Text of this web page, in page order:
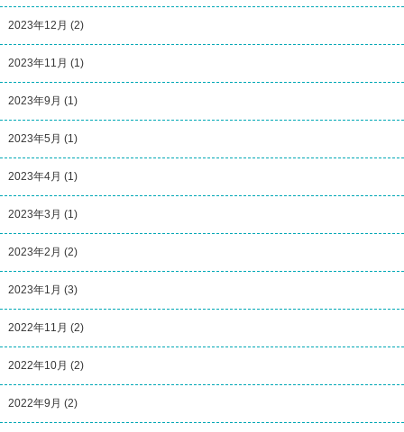
2023年12月 (2)
2023年11月 (1)
2023年9月 (1)
2023年5月 (1)
2023年4月 (1)
2023年3月 (1)
2023年2月 (2)
2023年1月 (3)
2022年11月 (2)
2022年10月 (2)
2022年9月 (2)